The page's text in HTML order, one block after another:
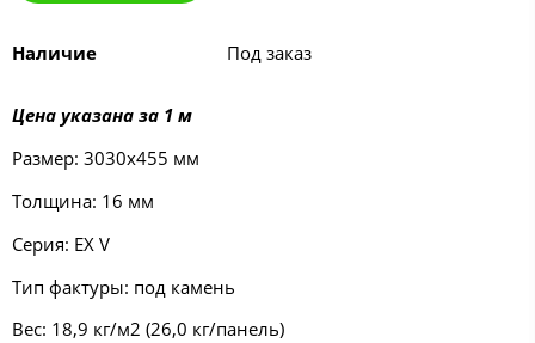
Наличие Под заказ
Цена указана за 1 м
Размер: 3030х455 мм
Толщина: 16 мм
Серия: EX V
Тип фактуры: под камень
Вес: 18,9 кг/м2 (26,0 кг/панель)